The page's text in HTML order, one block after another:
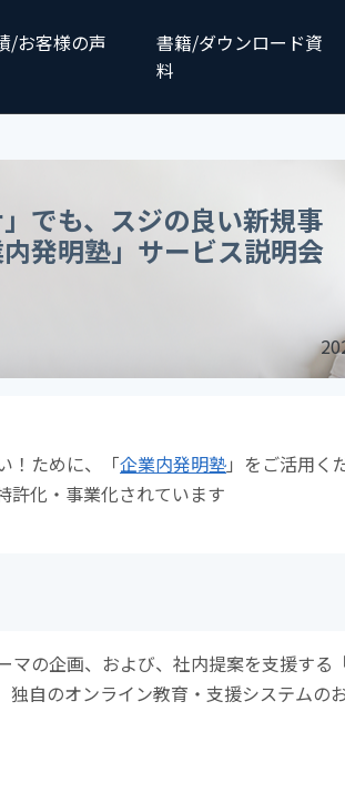
/お客様の声
書籍/ダウンロード資
料
でも、スジの良い新規事
発明塾」サービス説明会
！ために、「企業内発明塾」をご活用く
許化・事業化されています
の企画、および、社内提案を支援する
自のオンライン教育・支援システムの